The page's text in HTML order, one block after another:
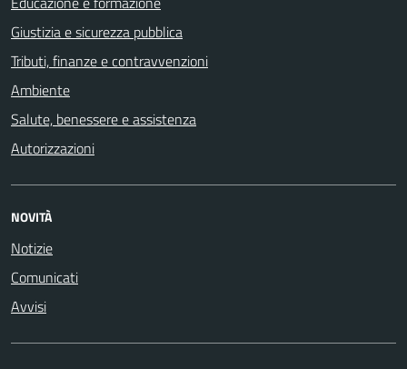
Giustizia e sicurezza pubblica
Tributi, finanze e contravvenzioni
Ambiente
Salute, benessere e assistenza
Autorizzazioni
NOVITÀ
Notizie
Comunicati
Avvisi